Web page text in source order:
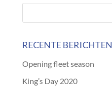
RECENTE BERICHTEN
Opening fleet season
King’s Day 2020